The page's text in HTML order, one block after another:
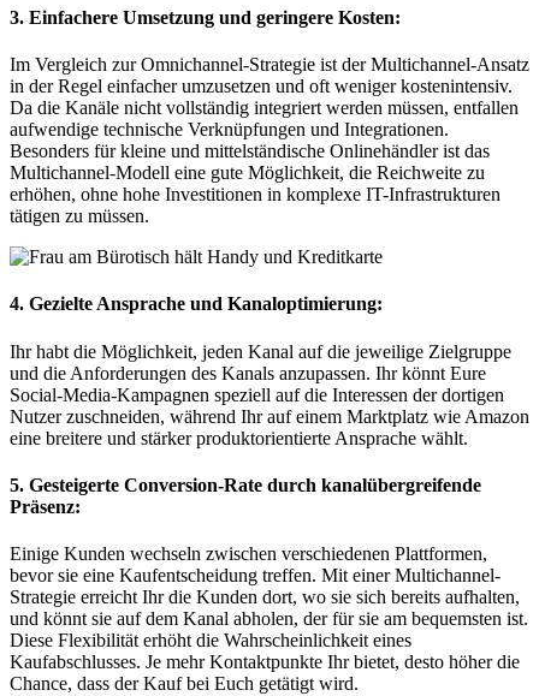
3. Einfachere Umsetzung und geringere Kosten:
Im Vergleich zur Omnichannel-Strategie ist der Multichannel-Ansatz
in der Regel einfacher umzusetzen und oft weniger kostenintensiv.
Da die Kanäle nicht vollständig integriert werden müssen, entfallen
aufwendige technische Verknüpfungen und Integrationen.
Besonders für kleine und mittelständische Onlinehändler ist das
Multichannel-Modell eine gute Möglichkeit, die Reichweite zu
erhöhen, ohne hohe Investitionen in komplexe IT-Infrastrukturen
tätigen zu müssen.
4. Gezielte Ansprache und Kanaloptimierung:
Ihr habt die Möglichkeit, jeden Kanal auf die jeweilige Zielgruppe
und die Anforderungen des Kanals anzupassen. Ihr könnt Eure
Social-Media-Kampagnen speziell auf die Interessen der dortigen
Nutzer zuschneiden, während Ihr auf einem Marktplatz wie Amazon
eine breitere und stärker produktorientierte Ansprache wählt.
5. Gesteigerte Conversion-Rate durch kanalübergreifende
Präsenz:
Einige Kunden wechseln zwischen verschiedenen Plattformen,
bevor sie eine Kaufentscheidung treffen. Mit einer Multichannel-
Strategie erreicht Ihr die Kunden dort, wo sie sich bereits aufhalten,
und könnt sie auf dem Kanal abholen, der für sie am bequemsten ist.
Diese Flexibilität erhöht die Wahrscheinlichkeit eines
Kaufabschlusses. Je mehr Kontaktpunkte Ihr bietet, desto höher die
Chance, dass der Kauf bei Euch getätigt wird.